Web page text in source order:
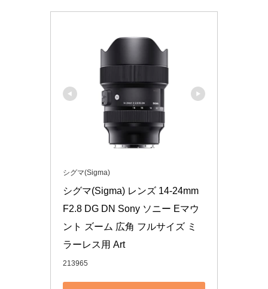
シグマ(Sigma)
シグマ(Sigma) レンズ 14-24mm
F2.8 DG DN Sony ソニー Eマウ
ント ズーム 広角 フルサイズ ミ
ラーレス用 Art
213965